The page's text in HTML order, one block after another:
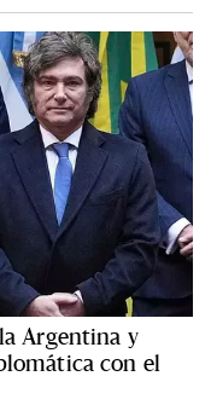
Argentina y
con el